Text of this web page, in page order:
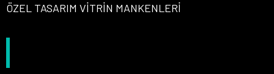
ÖZEL TASARIM VİTRİN MANKENLERİ